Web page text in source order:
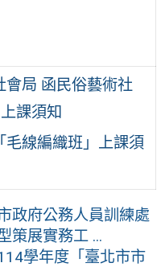
會局 函民俗藝術社
課須知
毛線編織班」上課須
政府公務人員訓練處
策展實務工 ...
學年度「臺北市市